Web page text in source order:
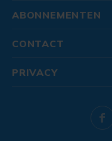
ABONNEMENTEN
CONTACT
PRIVACY